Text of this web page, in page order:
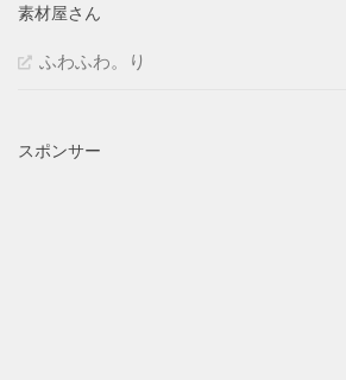
素材屋さん
ふわふわ。り
スポンサー